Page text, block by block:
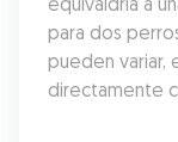
para dos
pueden variar,
directamente